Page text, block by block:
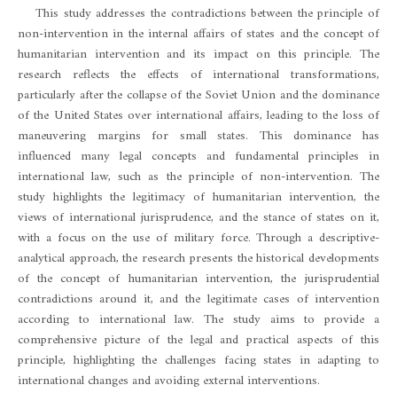
This study addresses the contradictions between the principle of
non-intervention in the internal affairs of states and the concept of
humanitarian intervention and its impact on this principle. The
research reflects the effects of international transformations,
particularly after the collapse of the Soviet Union and the dominance
of the United States over international affairs, leading to the loss of
maneuvering margins for small states. This dominance has
influenced many legal concepts and fundamental principles in
international law, such as the principle of non-intervention. The
study highlights the legitimacy of humanitarian intervention, the
views of international jurisprudence, and the stance of states on it,
with a focus on the use of military force. Through a descriptive-
analytical approach, the research presents the historical developments
of the concept of humanitarian intervention, the jurisprudential
contradictions around it, and the legitimate cases of intervention
according to international law. The study aims to provide a
comprehensive picture of the legal and practical aspects of this
principle, highlighting the challenges facing states in adapting to
international changes and avoiding external interventions.